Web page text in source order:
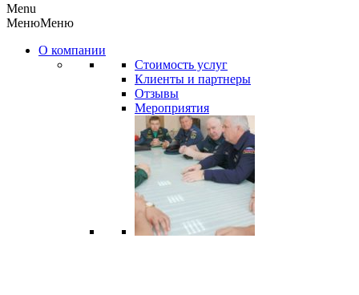
Menu
МенюМеню
О компании
Стоимость услуг
Клиенты и партнеры
Отзывы
Мероприятия